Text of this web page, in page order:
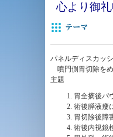
心より御礼
パネルディスカッ
噴門側胃切除を
主題
胃全摘後パ
術後膵液瘻
胃切除後障
術後内視鏡